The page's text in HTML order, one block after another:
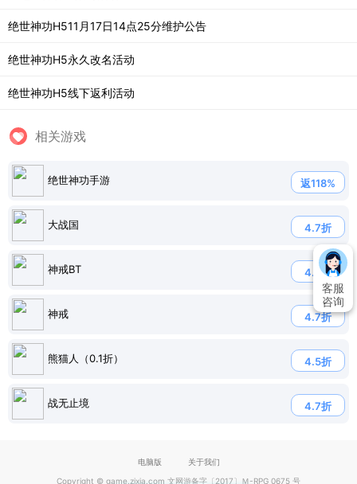
绝世神功H511月17日14点25分维护公告
绝世神功H5永久改名活动
绝世神功H5线下返利活动
相关游戏
绝世神功手游 返118%
大战国 4.7折
神戒BT 4.5折
神戒 4.7折
熊猫人（0.1折） 4.5折
战无止境 4.7折
客服
咨询
电脑版
关于我们
Copyright © game.zixia.com 文网游备字〔2017〕Ｍ-RPG 0675 号